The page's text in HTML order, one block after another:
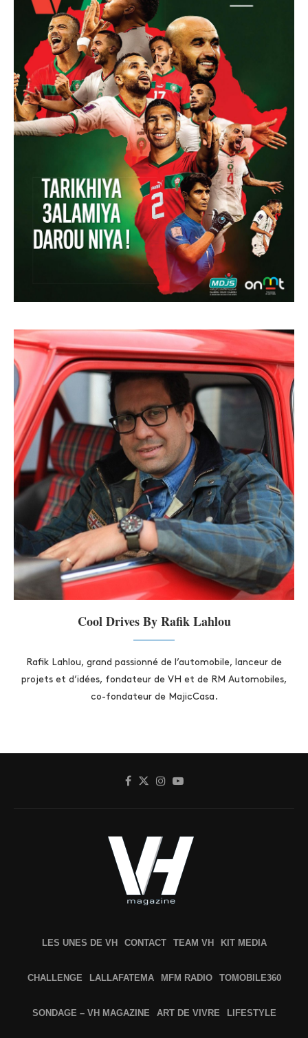
Cool Drives By Rafik Lahlou
Rafik Lahlou, grand passionné de l’automobile, lanceur de
projets et d’idées, fondateur de VH et de RM Automobiles,
co-fondateur de MajicCasa.
LES UNES DE VH CONTACT TEAM VH KIT MEDIA
CHALLENGE LALLAFATEMA MFM RADIO TOMOBILE360
SONDAGE – VH MAGAZINE ART DE VIVRE LIFESTYLE